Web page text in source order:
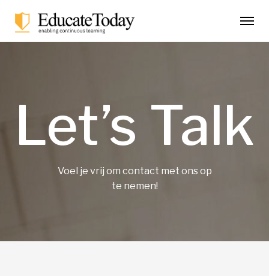
Let’s Talk
Voel je vrij om contact met ons op
te nemen!